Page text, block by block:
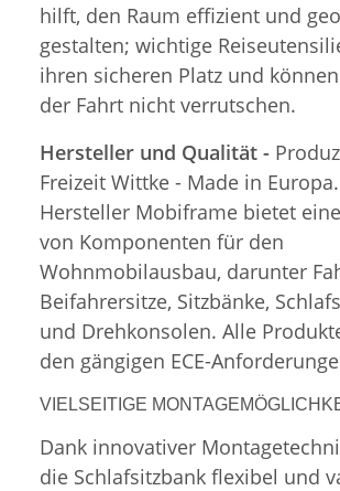
hilft, den Raum effizient und
gestalten; wichtige
ihren sicheren Platz und
der Fahrt nicht verrutschen.
Hersteller und Qualität -
Freizeit Wittke - Made in
Hersteller Mobiframe bietet
von Komponenten für den
Wohnmobilausbau, darunter
Beifahrersitze, Sitzbänke,
und Drehkonsolen. Alle
den gängigen ECE-
VIELSEITIGE
Dank innovativer
die Schlafsitzbank flexibel und